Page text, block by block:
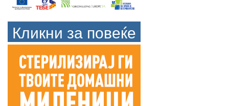
Кликни за повеќе